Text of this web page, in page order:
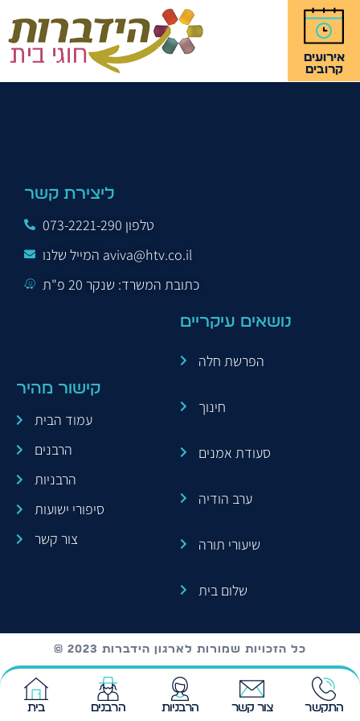
אירועים
קרובים
ליצירת קשר
טלפון 073-2221-290
המייל שלנו aviva@htv.co.il
כתובת המשרד: שנקר 20 פ"ת
קישור מהיר
עמוד הבית
הרבנים
הרבניות
סיפורי ישועות
צור קשר
נושאים עיקריים
הפרשת חלה
חינוך
סעודת אמנים
ערב הודיה
שיעורי תורה
שלום בית
© כל הזכויות שמורות לארגון הידברות 2023
בית הרבנים הרבניות צור קשר התקשר